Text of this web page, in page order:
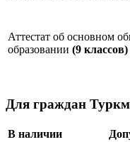
Аттестат об основном
образовании (9 классов)
Для граждан
В наличии